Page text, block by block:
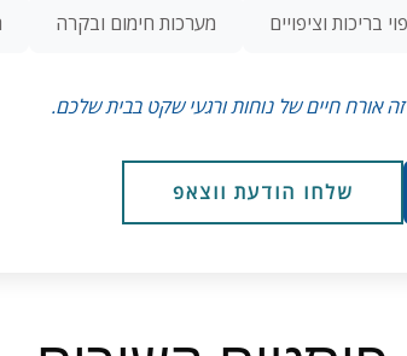
בריכות וציפויים מערכות חימום ובקרה
אורח חיים של נוחות ורגעי שקט בבית שלכם.
שלחו הודעת ווצאפ